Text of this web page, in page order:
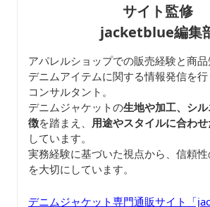
サイト監修
jacketblue編集
アパレルショップでの販売経験と商品
デニムアイテムに関する情報発信を
コンサルタント。
デニムジャケットの生地や加工、シ
徴を踏まえ、 用途やスタイルに合わせ
しています。
実務経験に基づいた視点から、信頼
を大切にしています。
デニムジャケット専門通販サイト「